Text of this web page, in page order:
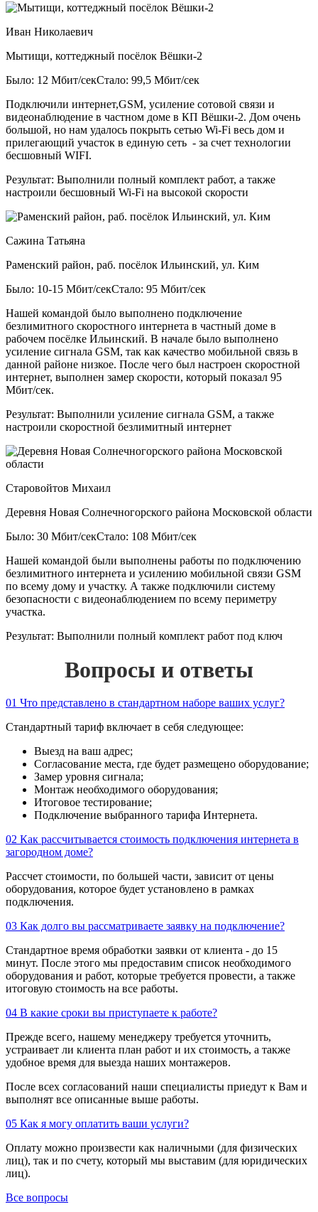
Иван Николаевич
Мытищи, коттеджный посёлок Вёшки-2
Было: 12 Мбит/секСтало: 99,5 Мбит/сек
Подключили интернет,GSM, усиление сотовой связи и
видеонаблюдение в частном доме в КП Вёшки-2. Дом очень
большой, но нам удалось покрыть сетью Wi-Fi весь дом и
прилегающий участок в единую сеть - за счет технологии
бесшовный WIFI.
Результат: Выполнили полный комплект работ, а также
настроили бесшовный Wi-Fi на высокой скорости
Сажина Татьяна
Раменский район, раб. посёлок Ильинский, ул. Ким
Было: 10-15 Мбит/секСтало: 95 Мбит/сек
Нашей командой было выполнено подключение
безлимитного скоростного интернета в частный доме в
рабочем посёлке Ильинский. В начале было выполнено
усиление сигнала GSM, так как качество мобильной связь в
данной районе низкое. После чего был настроен скоростной
интернет, выполнен замер скорости, который показал 95
Мбит/сек.
Результат: Выполнили усиление сигнала GSM, а также
настроили скоростной безлимитный интернет
Старовойтов Михаил
Деревня Новая Солнечногорского района Московской области
Было: 30 Мбит/секСтало: 108 Мбит/сек
Нашей командой были выполнены работы по подключению
безлимитного интернета и усилению мобильной связи GSM
по всему дому и участку. А также подключили систему
безопасности с видеонаблюдением по всему периметру
участка.
Результат: Выполнили полный комплект работ под ключ
Вопросы и ответы
01 Что представлено в стандартном наборе ваших услуг?
Стандартный тариф включает в себя следующее:
Выезд на ваш адрес;
Согласование места, где будет размещено оборудование;
Замер уровня сигнала;
Монтаж необходимого оборудования;
Итоговое тестирование;
Подключение выбранного тарифа Интернета.
02 Как рассчитывается стоимость подключения интернета в
загородном доме?
Рассчет стоимости, по большей части, зависит от цены
оборудования, которое будет установлено в рамках
подключения.
03 Как долго вы рассматриваете заявку на подключение?
Стандартное время обработки заявки от клиента - до 15
минут. После этого мы предоставим список необходимого
оборудования и работ, которые требуется провести, а также
итоговую стоимость на все работы.
04 В какие сроки вы приступаете к работе?
Прежде всего, нашему менеджеру требуется уточнить,
устраивает ли клиента план работ и их стоимость, а также
удобное время для выезда наших монтажеров.
После всех согласований наши специалисты приедут к Вам и
выполнят все описанные выше работы.
05 Как я могу оплатить ваши услуги?
Оплату можно произвести как наличными (для физических
лиц), так и по счету, который мы выставим (для юридических
лиц).
Все вопросы